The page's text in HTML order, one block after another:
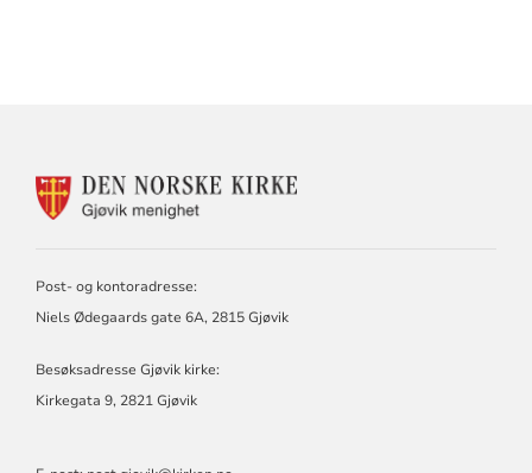
KONTAKTINFORMASJON
Post- og kontoradresse:
Niels Ødegaards gate 6A, 2815 Gjøvik
Besøksadresse Gjøvik kirke:
Kirkegata 9, 2821 Gjøvik